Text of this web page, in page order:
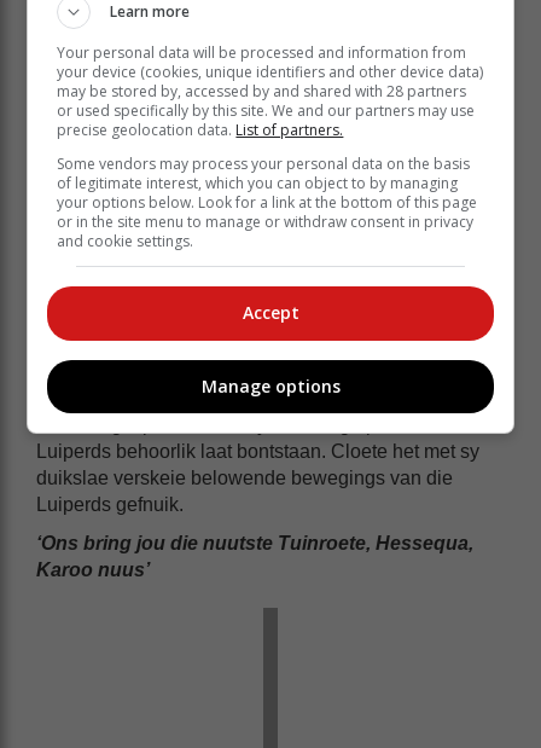
Vir die Arende het sy kaptein en flank, Damon Royle,
en die slot Michael Cloete uitgeblink. Royle het 'n
Luiperds behoorlik laat bontstaan. Cloete het met sy
duikslae verskeie belowende bewegings van die
Luiperds gefnuik.
‘Ons bring jou die nuutste Tuinroete, Hessequa,
Karoo nuus’
Learn more
Your personal data will be processed and information from
your device (cookies, unique identifiers and other device data)
may be stored by, accessed by and shared with 28 partners
or used specifically by this site. We and our partners may use
precise geolocation data. List of partners.
Some vendors may process your personal data on the basis
of legitimate interest, which you can object to by managing
your options below. Look for a link at the bottom of this page
or in the site menu to manage or withdraw consent in privacy
and cookie settings.
Accept
Manage options